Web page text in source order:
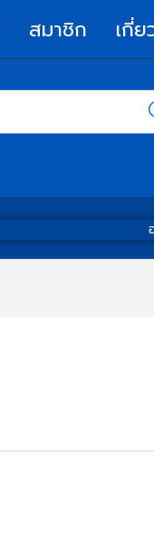
สมาชิก เกี่ย